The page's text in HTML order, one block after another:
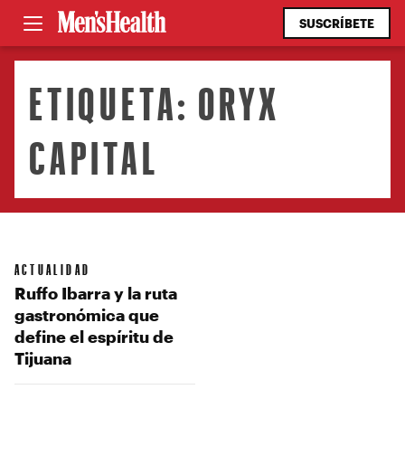
SUSCRÍBETE
ETIQUETA: ORYX
CAPITAL
ACTUALIDAD
Ruffo Ibarra y la ruta
gastronómica que
define el espíritu de
Tijuana